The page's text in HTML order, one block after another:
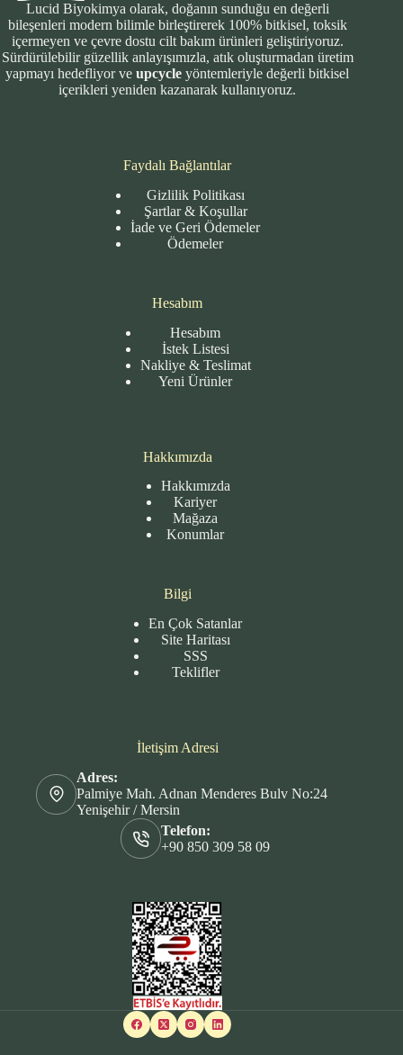
Lucid Biyokimya olarak, doğanın sunduğu en değerli
bileşenleri modern bilimle birleştirerek 100% bitkisel, toksik
içermeyen ve çevre dostu cilt bakım ürünleri geliştiriyoruz.
Sürdürülebilir güzellik anlayışımızla, atık oluşturmadan üretim
yapmayı hedefliyor veupcycle yöntemleriyle değerli bitkisel
içerikleri yeniden kazanarak kullanıyoruz.
Faydalı Bağlantılar
Gizlilik Politikası
Şartlar & Koşullar
İade ve Geri Ödemeler
Ödemeler
Hesabım
Hesabım
İstek Listesi
Nakliye & Teslimat
Yeni Ürünler
Hakkımızda
Hakkımızda
Kariyer
Mağaza
Konumlar
Bilgi
En Çok Satanlar
Site Haritası
SSS
Teklifler
İletişim Adresi
Adres:
Palmiye Mah. Adnan Menderes Bulv No:24
Yenişehir / Mersin
Telefon:
+90 850 309 58 09